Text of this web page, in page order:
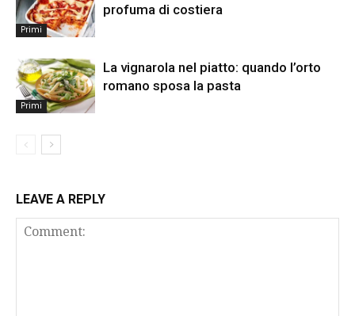
Primi
profuma di costiera
Primi
La vignarola nel piatto: quando l’orto
romano sposa la pasta
LEAVE A REPLY